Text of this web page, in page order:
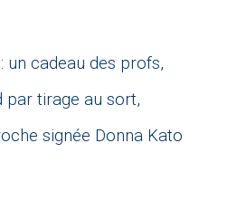
un cadeau des profs,
par tirage au sort,
signée Donna Kato